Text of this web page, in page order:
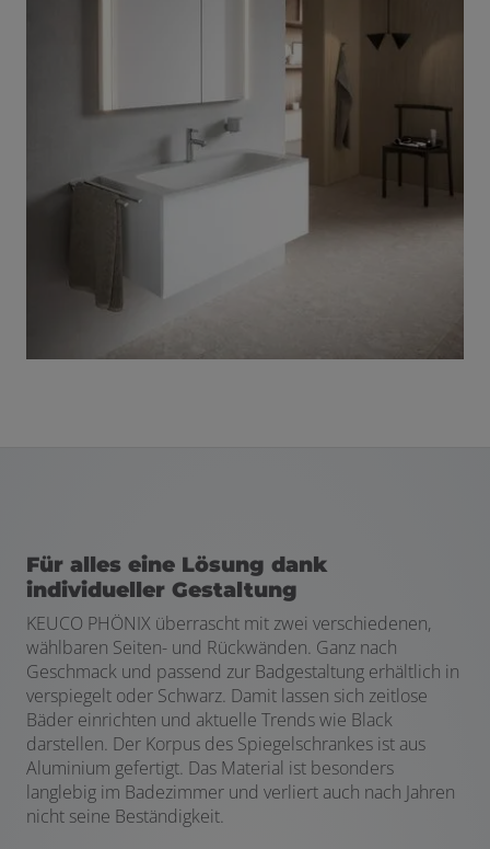
Für alles eine Lösung dank
individueller Gestaltung
KEUCO PHÖNIX überrascht mit zwei verschiedenen,
wählbaren Seiten- und Rückwänden. Ganz nach
Geschmack und passend zur Badgestaltung erhältlich in
verspiegelt oder Schwarz. Damit lassen sich zeitlose
Bäder einrichten und aktuelle Trends wie Black
darstellen. Der Korpus des Spiegelschrankes ist aus
Aluminium gefertigt. Das Material ist besonders
langlebig im Badezimmer und verliert auch nach Jahren
nicht seine Beständigkeit.